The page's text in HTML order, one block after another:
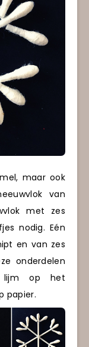
maar ook
van
met zes
nodig. Eén
en van zes
onderdelen
lijm op het
papier.